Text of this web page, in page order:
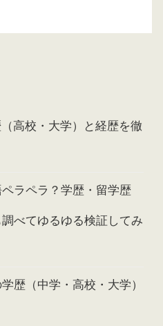
高校・大学）と経歴を徹
ペラペラ？学歴・留学歴
調べてゆるゆる検証してみ
歴（中学・高校・大学）